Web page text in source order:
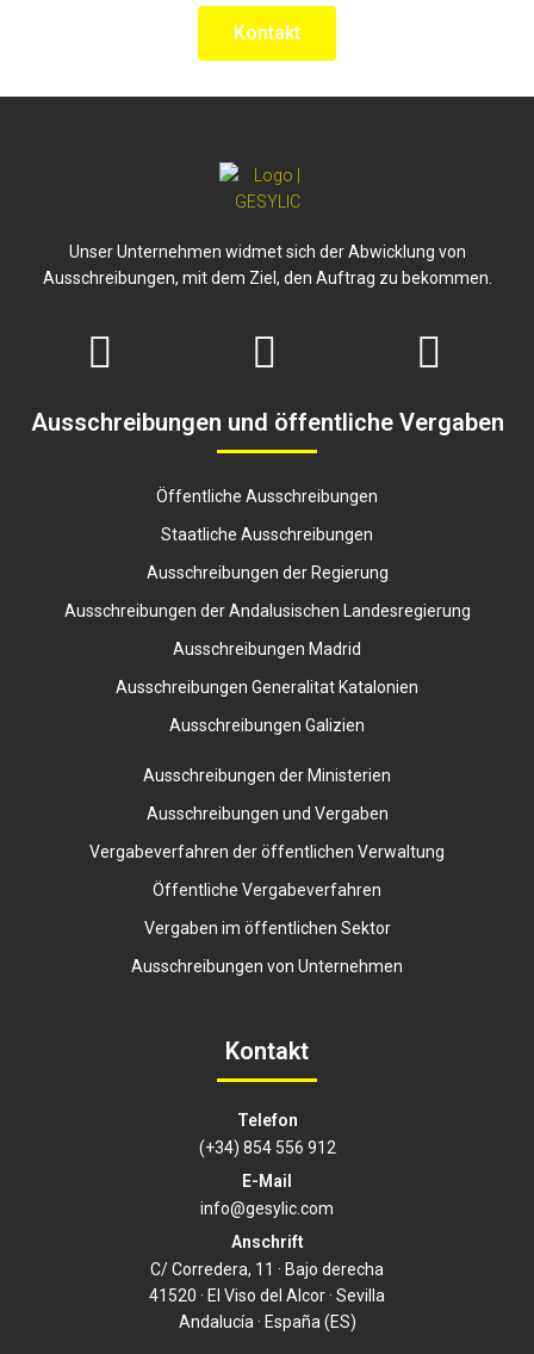
Kontakt
Unser Unternehmen widmet sich der Abwicklung von
Ausschreibungen, mit dem Ziel, den Auftrag zu bekommen.
Ausschreibungen und öffentliche Vergaben
Öffentliche Ausschreibungen
Staatliche Ausschreibungen
Ausschreibungen der Regierung
Ausschreibungen der Andalusischen Landesregierung
Ausschreibungen Madrid
Ausschreibungen Generalitat Katalonien
Ausschreibungen Galizien
Ausschreibungen der Ministerien
Ausschreibungen und Vergaben
Vergabeverfahren der öffentlichen Verwaltung
Öffentliche Vergabeverfahren
Vergaben im öffentlichen Sektor
Ausschreibungen von Unternehmen
Kontakt
Telefon
(+34) 854 556 912
E-Mail
info@gesylic.com
Anschrift
C/ Corredera, 11 · Bajo derecha
41520 · El Viso del Alcor · Sevilla
Andalucía · España (ES)